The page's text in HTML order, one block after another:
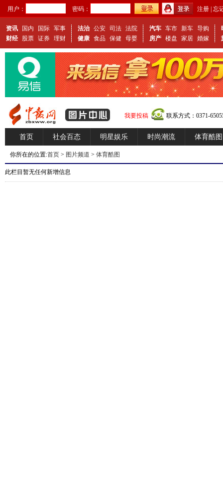
用户： 密码： 注册 忘
资讯 国内 国际 军事
财经
股票 证券 理财
法治 公安 司法 法院
健康 食品 保健 母婴
汽车 车市 新车 导购
房产 楼盘 家居 婚嫁
我要投稿 联系方式：0371-
首页 社会百态 明星娱乐 时尚潮流 体育酷图
你所在的位置:首页 > 图片频道 > 体育酷图
此栏目暂无任何新增信息